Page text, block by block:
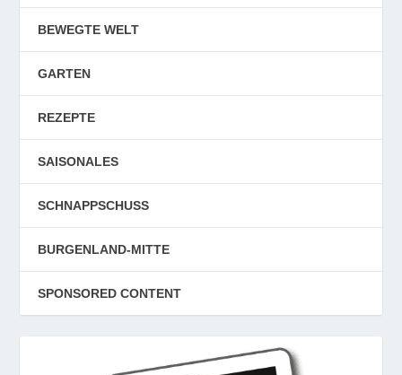
BEWEGTE WELT
GARTEN
REZEPTE
SAISONALES
SCHNAPPSCHUSS
BURGENLAND-MITTE
SPONSORED CONTENT